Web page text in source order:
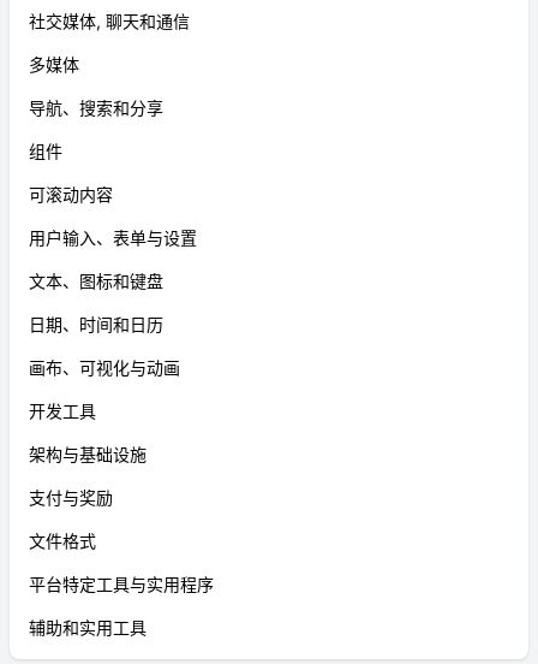
社交媒体, 聊天和通信
多媒体
导航、搜索和分享
组件
可滚动内容
用户输入、表单与设置
文本、图标和键盘
日期、时间和日历
画布、可视化与动画
开发工具
架构与基础设施
支付与奖励
文件格式
平台特定工具与实用程序
辅助和实用工具